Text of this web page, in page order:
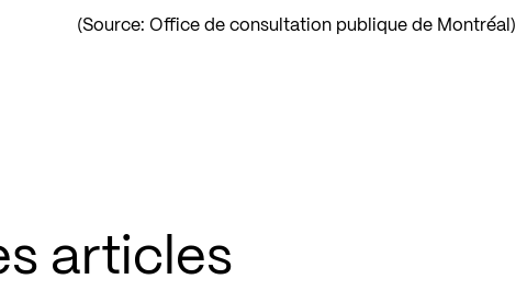
(Source: Office de consultation publique de Montréal)
articles